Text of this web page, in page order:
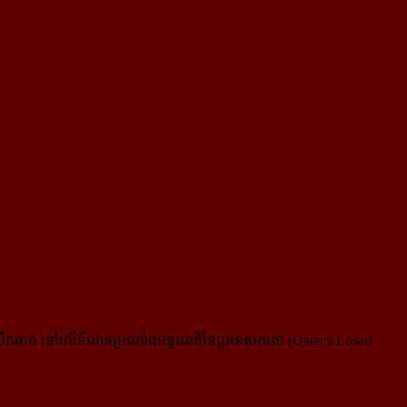
ាក នៅលើទីលានប្រណាំងអន្តរជាតិនៃប្រទេសកាតា (Qatar's Losail